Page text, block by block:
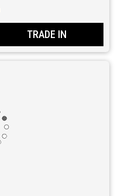
TRADE IN